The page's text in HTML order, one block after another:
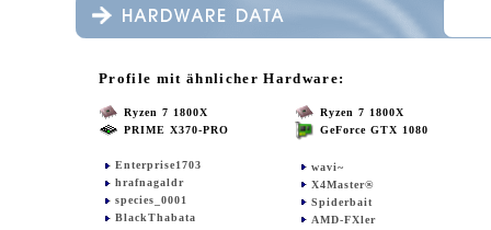
Profile mit ähnlicher Hardware:
Ryzen 7 1800X
PRIME X370-PRO
Enterprise1703
hrafnagaldr
species_0001
BlackThabata
Ryzen 7 1800X
GeForce GTX 1080
wavi~
X4Master®
Spiderbait
AMD-FXler